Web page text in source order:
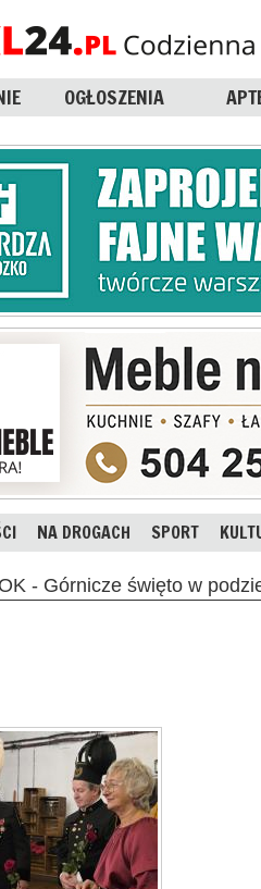
OGŁOSZENIA
NA DROGACH SPORT
- Górnicze święto w